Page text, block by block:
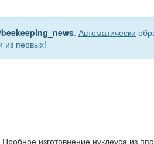
. Автоматически
из первых!